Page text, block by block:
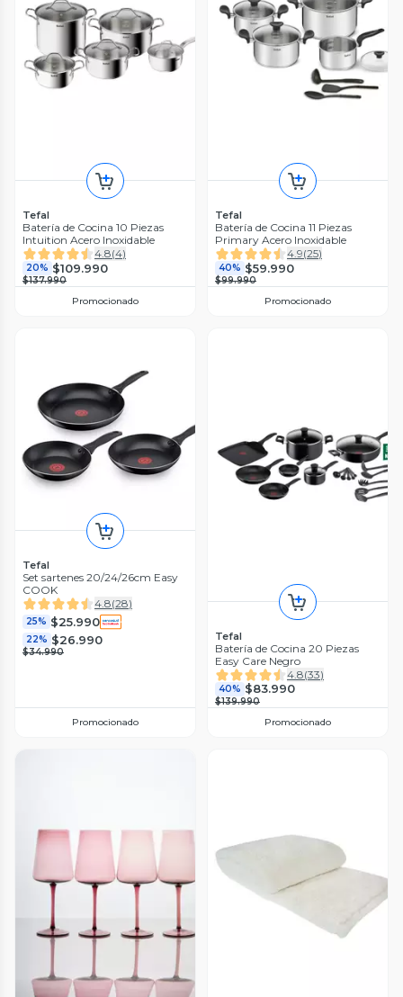
Tefal
Batería de Cocina 10 Piezas
Intuition Acero Inoxidable
4.8(4)
20% $109.990
$137.990
Promocionado
Tefal
Batería de Cocina 11 Piezas
Primary Acero Inoxidable
4.9(25)
40% $59.990
$99.990
Promocionado
Tefal
Set sartenes 20/24/26cm Easy
COOK
4.8(28)
25% $25.990
22% $26.990
$34.990
Promocionado
Tefal
Batería de Cocina 20 Piezas
Easy Care Negro
4.8(33)
40% $83.990
$139.990
Promocionado